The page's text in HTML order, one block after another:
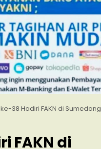
38 Hadiri FAKN di Sumedang
FAKN di